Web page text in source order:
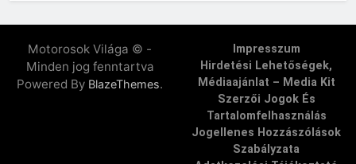
Motorosok Világa © -
Minden jog fenntartva
Powered By BlazeThemes.
Impresszum
Hirdetési Lehetőségek,
Médiaajánlat – Media Kit
Szerzői Jogok És
Tartalomfelhasználás
Jogellenes Hozzászólások
Szabályzata